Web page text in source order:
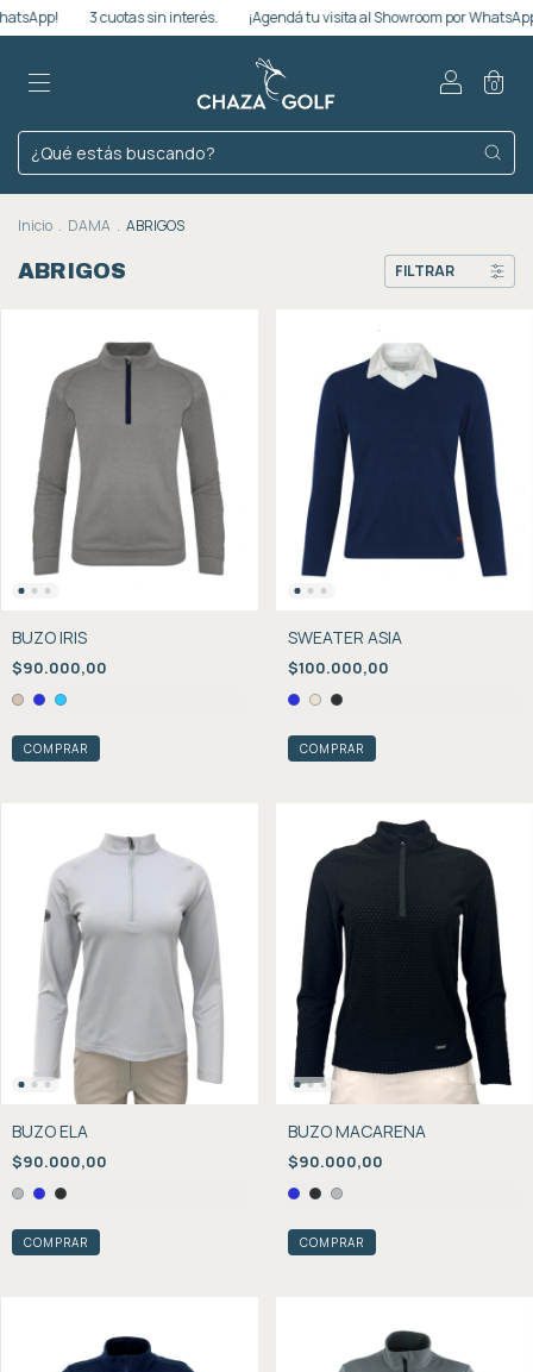
3 cuotas sin interés. ¡Agendá tu visita al Showroom por WhatsApp! 3
0
Inicio . DAMA . ABRIGOS
ABRIGOS FILTRAR
BUZO IRIS
$90.000,00
COMPRAR
SWEATER ASIA
$100.000,00
COMPRAR
BUZO ELA
$90.000,00
COMPRAR
BUZO MACARENA
$90.000,00
COMPRAR